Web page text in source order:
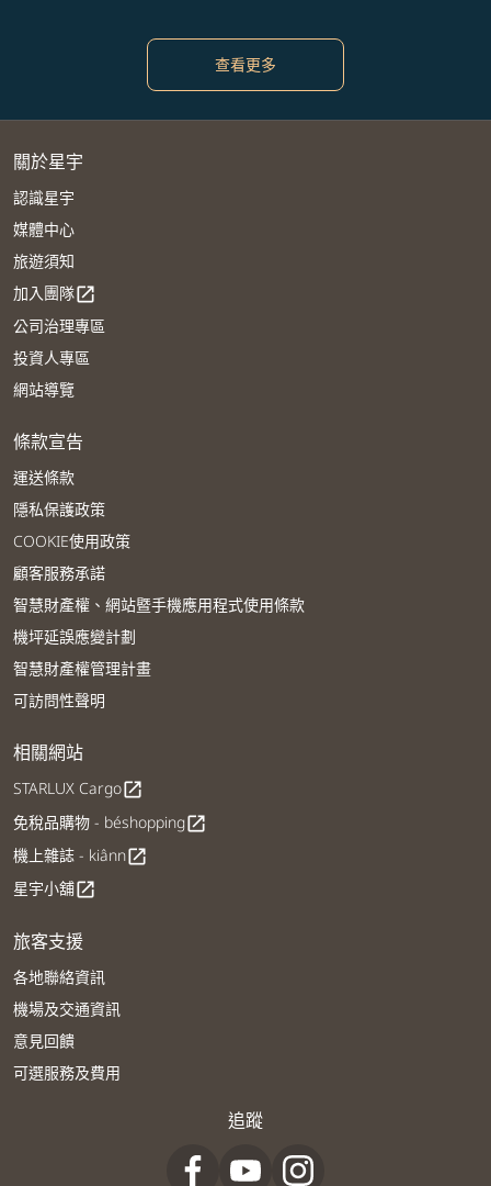
查看更多
關於星宇
認識星宇
媒體中心
旅遊須知
加入團隊open_in_new
公司治理專區
投資人專區
網站導覽
條款宣告
運送條款
隱私保護政策
COOKIE使用政策
顧客服務承諾
智慧財產權、網站暨手機應用程式使用條款
機坪延誤應變計劃
智慧財產權管理計畫
可訪問性聲明
相關網站
STARLUX Cargoopen_in_new
免稅品購物 - béshoppingopen_in_new
機上雜誌 - kiânnopen_in_new
星宇小舖open_in_new
旅客支援
各地聯絡資訊
機場及交通資訊
意見回饋
可選服務及費用
追蹤